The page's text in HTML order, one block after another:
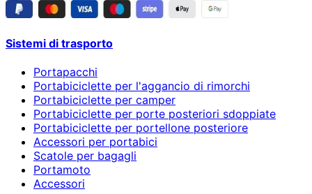
Sistemi di trasporto
Portapacchi
Portabiciclette per l'aggancio di rimorchi
Portabiciclette per camper
Portabiciclette per porte posteriori sdoppiate
Portabiciclette per portellone posteriore
Accessori per portabici
Scatole per bagagli
Portamoto
Accessori